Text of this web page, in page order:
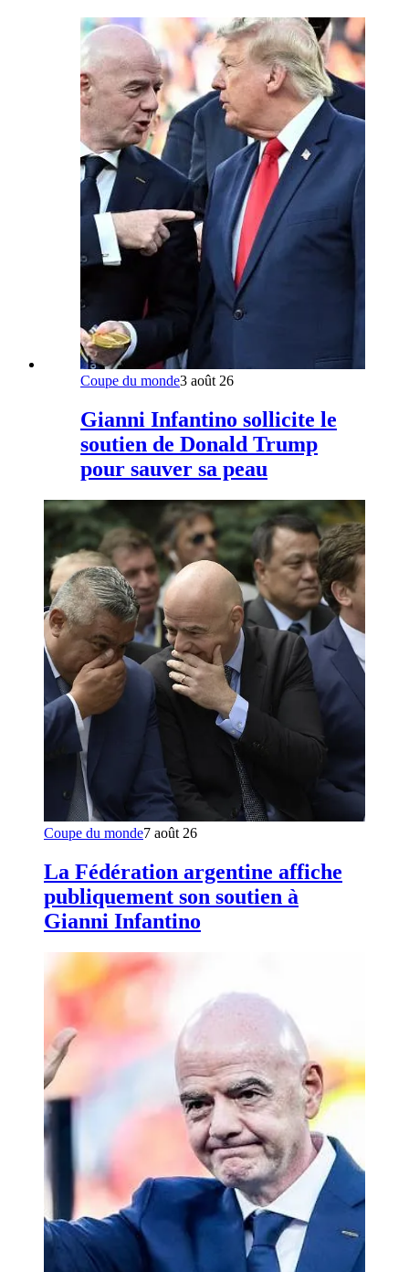
Coupe du monde3 août 26
Gianni Infantino sollicite le
soutien de Donald Trump
pour sauver sa peau
Coupe du monde7 août 26
La Fédération argentine affiche
publiquement son soutien à
Gianni Infantino